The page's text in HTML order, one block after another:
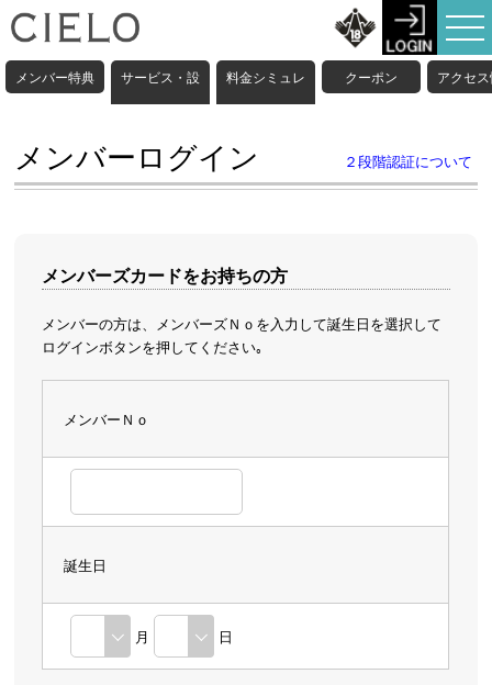
メンバー特典
サービス・設
備情報
料金シミュレ
ーション
クーポン アクセ
メンバーログイン ２段階認証について
メンバーズカードをお持ちの方
メンバーの方は、メンバーズＮｏを入力して誕生日を選択して
ログインボタンを押してください｡
メンバーＮｏ
誕生日
月 日